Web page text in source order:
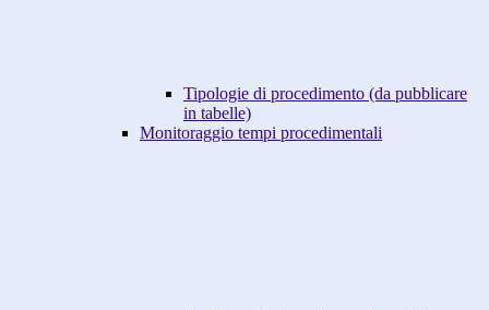
Tipologie di procedimento (da pubblicare
in tabelle)
Monitoraggio tempi procedimentali